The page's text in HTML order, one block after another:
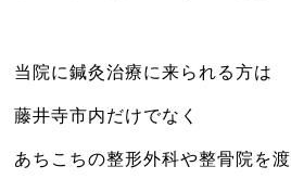
当院に鍼灸治療に来られる方は
藤井寺市内だけでなく
あちこちの整形外科や整骨院を